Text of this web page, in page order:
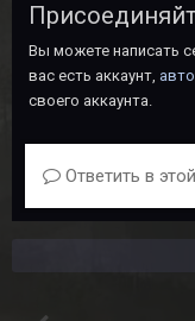
Вы можете написать
вас есть аккаунт,
своего аккаунта.
Ответить в